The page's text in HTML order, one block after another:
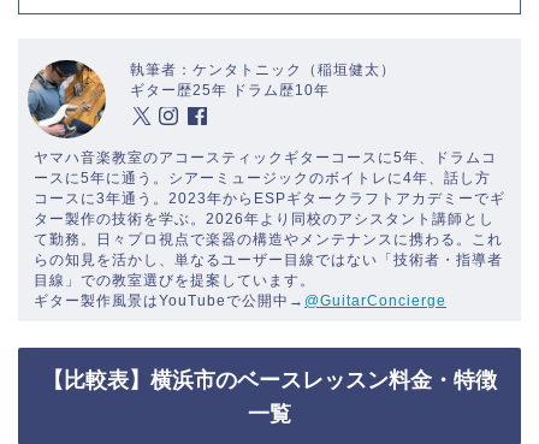
執筆者：ケンタトニック（稲垣健太）
ギター歴25年 ドラム歴10年
ヤマハ音楽教室のアコースティックギターコースに5年、ドラムコ
ースに5年に通う。シアーミュージックのボイトレに4年、話し方
コースに3年通う。2023年からESPギタークラフトアカデミーでギ
ター製作の技術を学ぶ。2026年より同校のアシスタント講師とし
て勤務。日々プロ視点で楽器の構造やメンテナンスに携わる。これ
らの知見を活かし、単なるユーザー目線ではない「技術者・指導者
目線」での教室選びを提案しています。
ギター製作風景はYouTubeで公開中→ @GuitarConcierge
【比較表】横浜市のベースレッスン料金・特徴
一覧